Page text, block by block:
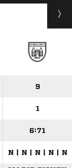
9
1
6:71
N | N | N | N | N